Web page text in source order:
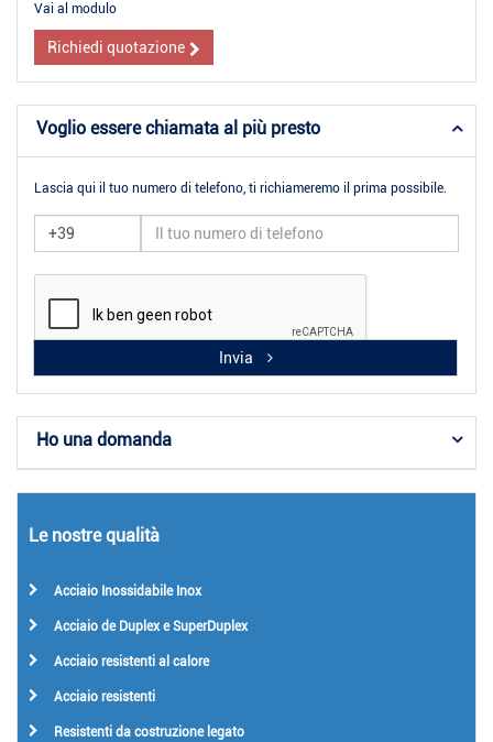
Vai al modulo
Richiedi quotazione
Voglio essere chiamata al più presto
Lascia qui il tuo numero di telefono, ti richiameremo il prima possibile.
Invia
Ho una domanda
Le nostre qualità
Acciaio Inossidabile Inox
Acciaio de Duplex e SuperDuplex
Acciaio resistenti al calore
Acciaio resistenti
Resistenti da costruzione legato